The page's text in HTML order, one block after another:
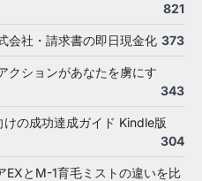
821
会社・請求書の即日現金化 373
クションがあなたを虜にす
343
の成功達成ガイド Kindle版
304
EXとM-1育毛ミストの違いを比